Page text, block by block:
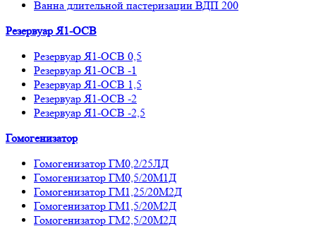
Ванна длительной пастеризации ВДП 200
Резервуар Я1-ОСВ
Резервуар Я1-ОСВ 0,5
Резервуар Я1-ОСВ -1
Резервуар Я1-ОСВ 1,5
Резервуар Я1-ОСВ -2
Резервуар Я1-ОСВ -2,5
Гомогенизатор
Гомогенизатор ГМ0,2/25ЛД
Гомогенизатор ГМ0,5/20М1Д
Гомогенизатор ГМ1,25/20М2Д
Гомогенизатор ГМ1,5/20М2Д
Гомогенизатор ГМ2,5/20М2Д